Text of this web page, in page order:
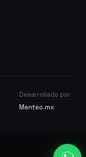
Desarrollado por
Menteo.mx